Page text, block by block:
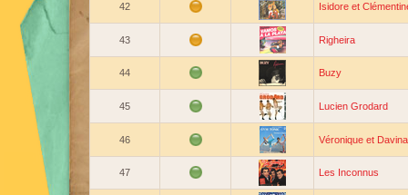
42 Isidore et
43 Righeira
44 Buzy
45 Lucien Grodard
46 Véronique et Davina
47 Les Inconnus